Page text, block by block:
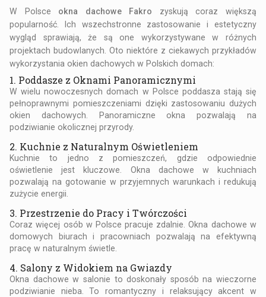
W Polsce okna dachowe Fakro zyskują coraz większą
popularność. Ich wszechstronne zastosowanie i estetyczny
wygląd sprawiają, że są one wykorzystywane w różnych
projektach budowlanych. Oto niektóre z ciekawych przykładów
wykorzystania okien dachowych w Polskich domach:
1. Poddasze z Oknami Panoramicznymi
W wielu nowoczesnych domach w Polsce poddasza stają się
pełnoprawnymi pomieszczeniami dzięki zastosowaniu dużych
okien dachowych. Panoramiczne okna pozwalają na
podziwianie okolicznej przyrody.
2. Kuchnie z Naturalnym Oświetleniem
Kuchnie to jedno z pomieszczeń, gdzie odpowiednie
oświetlenie jest kluczowe. Okna dachowe w kuchniach
pozwalają na gotowanie w przyjemnych warunkach i redukują
zużycie energii.
3. Przestrzenie do Pracy i Twórczości
Coraz więcej osób w Polsce pracuje zdalnie. Okna dachowe w
domowych biurach i pracowniach pozwalają na efektywną
pracę w naturalnym świetle.
4. Salony z Widokiem na Gwiazdy
Okna dachowe w salonie to doskonały sposób na wieczorne
podziwianie nieba. To romantyczny i relaksujący akcent w